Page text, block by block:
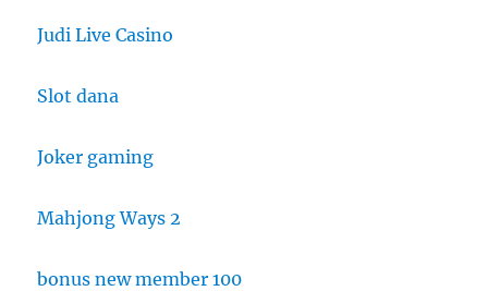
Judi Live Casino
Slot dana
Joker gaming
Mahjong Ways 2
bonus new member 100